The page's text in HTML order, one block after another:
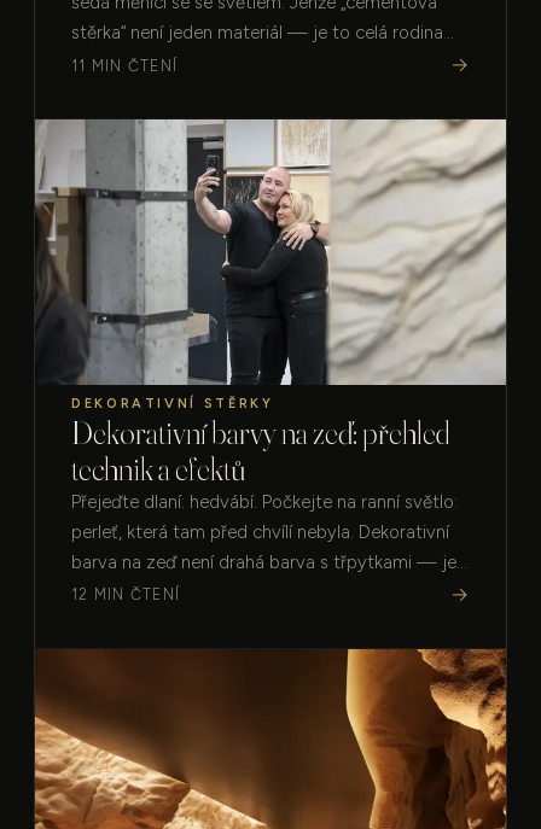
stěrka“ není jeden materiál — je to celá rodina
povrchů. Poznejte, čím se liší a kam se která hodí.
11 MIN ČTENÍ →
DEKORATIVNÍ STĚRKY
Dekorativní barvy na zeď: přehled
technik a efektů
Přejeďte dlaní: hedvábí. Počkejte na ranní světlo:
perleť, která tam před chvílí nebyla. Dekorativní
barva na zeď není drahá barva s třpytkami — je
to povrch, který reaguje na světlo.…
12 MIN ČTENÍ →